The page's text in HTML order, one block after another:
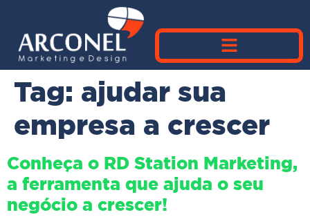
Tag: ajudar sua
empresa a crescer
Conheça o RD Station Marketing,
a ferramenta que ajuda o seu
negócio a crescer!